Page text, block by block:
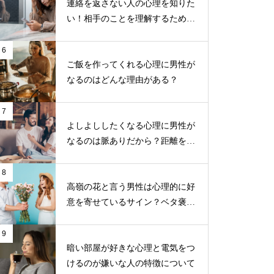
連絡を返さない人の心理を知りた
い！相手のことを理解するための
6
ご飯を作ってくれる心理に男性が
なるのはどんな理由がある？
7
よしよししたくなる心理に男性が
なるのは脈ありだから？距離を近
8
高嶺の花と言う男性は心理的に好
意を寄せているサイン？ベタ褒め
9
暗い部屋が好きな心理と電気をつ
けるのが嫌いな人の特徴について